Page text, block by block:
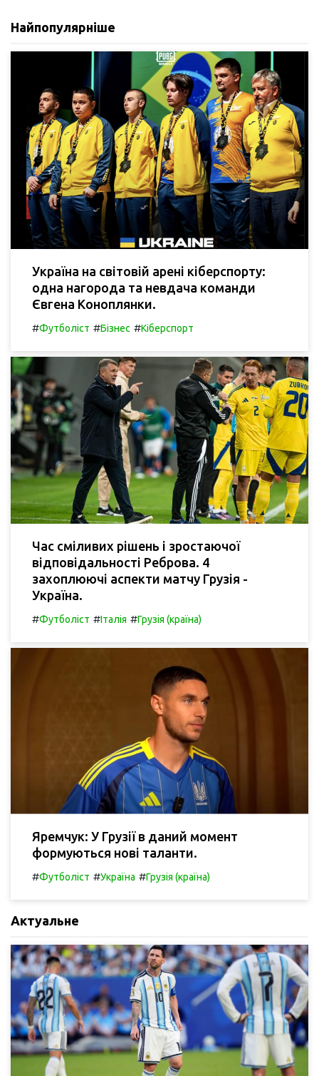
Найпопулярніше
Україна на світовій арені кіберспорту:
одна нагорода та невдача команди
Євгена Коноплянки.
#Футболіст #Бізнес #Кіберспорт
Час сміливих рішень і зростаючої
відповідальності Реброва. 4
захоплюючі аспекти матчу Грузія -
Україна.
#Футболіст #Італія #Грузія (країна)
Яремчук: У Грузії в даний момент
формуються нові таланти.
#Футболіст #Україна #Грузія (країна)
Актуальне